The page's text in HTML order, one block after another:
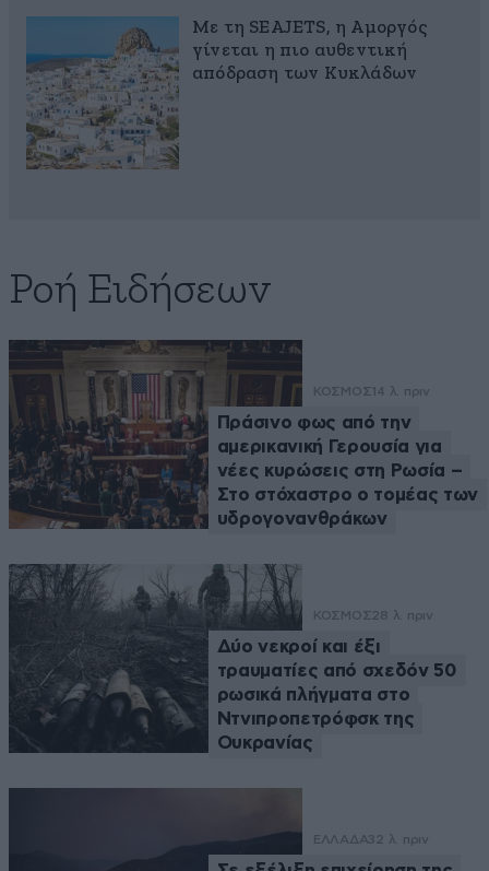
Με τη SEAJETS, η Αμοργός
γίνεται η πιο αυθεντική
απόδραση των Κυκλάδων
Ροή Ειδήσεων
ΚΟΣΜΟΣ 14 λ. πριν
Πράσινο φως από την
αμερικανική Γερουσία για
νέες κυρώσεις στη Ρωσία –
Στο στόχαστρο ο τομέας των
υδρογονανθράκων
ΚΟΣΜΟΣ28 λ. πριν
Δύο νεκροί και έξι
τραυματίες από σχεδόν 50
ρωσικά πλήγματα στο
Ντνιπροπετρόφσκ της
Ουκρανίας
ΕΛΛΑΔΑ32 λ. πριν